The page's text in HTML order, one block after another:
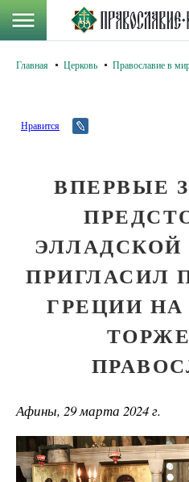
Главная Церковь Православие в
Нравится
ВПЕРВЫЕ
ЭЛЛАДСКОЙ
ПРИГЛАСИЛ
ГРЕЦИИ НА
Афины, 29 марта 2024 г.